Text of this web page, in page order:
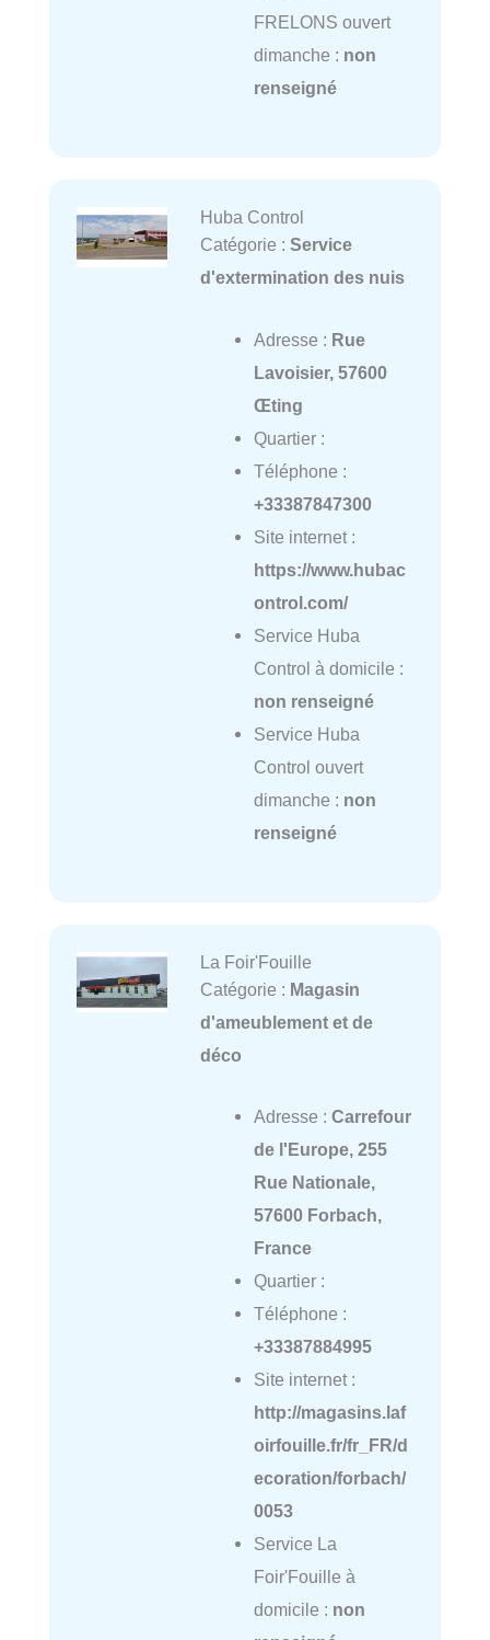
FRELONS ouvert
dimanche : non
renseigné
Huba Control
Catégorie : Service
d'extermination des nuis
Adresse : Rue
Lavoisier, 57600
Œting
Quartier :
Téléphone :
+33387847300
Site internet :
https://www.hubac
ontrol.com/
Service Huba
Control à domicile :
non renseigné
Service Huba
Control ouvert
dimanche : non
renseigné
La Foir'Fouille
Catégorie : Magasin
d'ameublement et de
déco
Adresse : Carrefour
de l'Europe, 255
Rue Nationale,
57600 Forbach,
France
Quartier :
Téléphone :
+33387884995
Site internet :
http://magasins.laf
oirfouille.fr/fr_FR/d
ecoration/forbach/
0053
Service La
Foir'Fouille à
domicile : non